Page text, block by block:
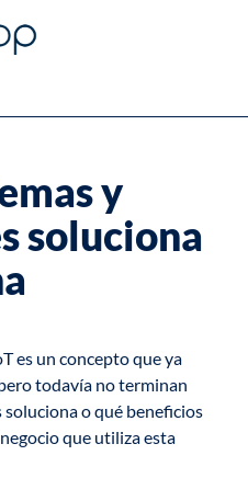
y
soluciona
es un concepto que ya
todavía no terminan
o qué beneficios
que utiliza esta